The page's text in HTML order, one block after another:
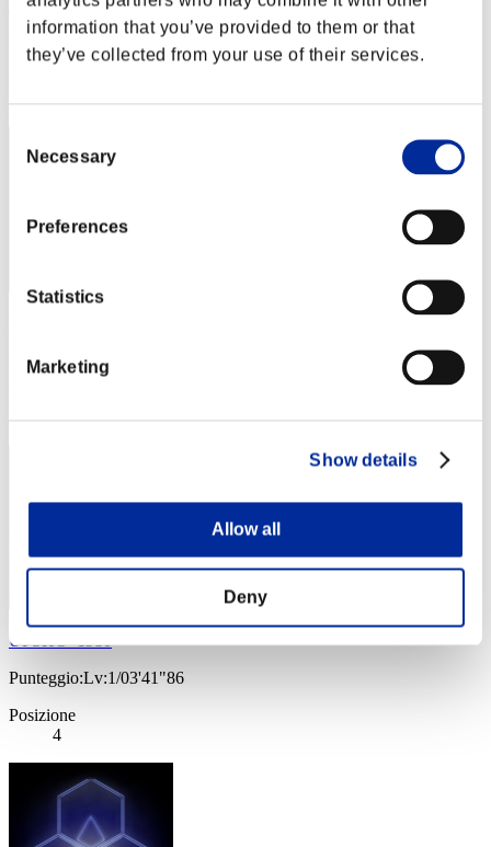
information that you’ve provided to them or that
they’ve collected from your use of their services.
Selection
Necessary
Preferences
Statistics
Marketing
Show details
Allow all
Deny
Jimmy
Punteggio:Lv:1/02'59"72
1
Punteggio:Lv:1/02'59"72
3
UPSHO_1980
Punteggio:Lv:1/03'41"86
Posizione
4